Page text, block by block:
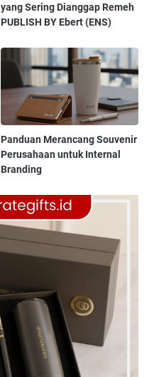
yang Sering Dianggap Remeh
PUBLISH BY Ebert (ENS)
Panduan Merancang Souvenir
Perusahaan untuk Internal
Branding